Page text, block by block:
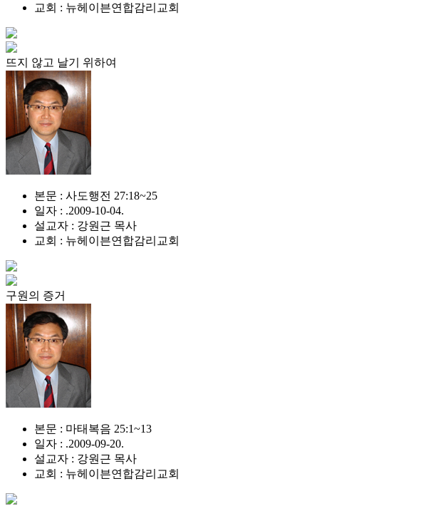
교회 : 뉴헤이븐연합감리교회
뜨지 않고 날기 위하여
본문 : 사도행전 27:18~25
일자 : .2009-10-04.
설교자 : 강원근 목사
교회 : 뉴헤이븐연합감리교회
구원의 증거
본문 : 마태복음 25:1~13
일자 : .2009-09-20.
설교자 : 강원근 목사
교회 : 뉴헤이븐연합감리교회